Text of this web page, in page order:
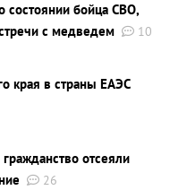
состоянии бойца СВО,
с медведем
10
края в страны ЕАЭС
отсеяли
26